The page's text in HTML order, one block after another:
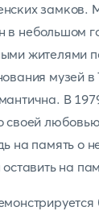
замков.
в небольшом
жителями
музей
В
своей
на память о
на